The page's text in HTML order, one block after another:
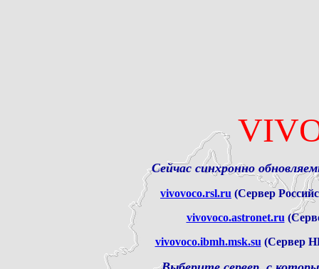
Сейчас синхронно
vivovoco.rsl.ru (Сервер
vivovoco.astronet.ru
vivovoco.ibmh.msk.su (Сервер